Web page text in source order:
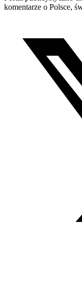
komentarze o Polsce,